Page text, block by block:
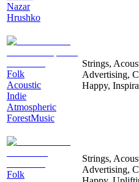
Nazar
Hrushko
Folk
Acoustic
Indie
Atmospheric
ForestMusic
Strings,
Advertising,
Happy,
Folk
Strings,
Advertising,